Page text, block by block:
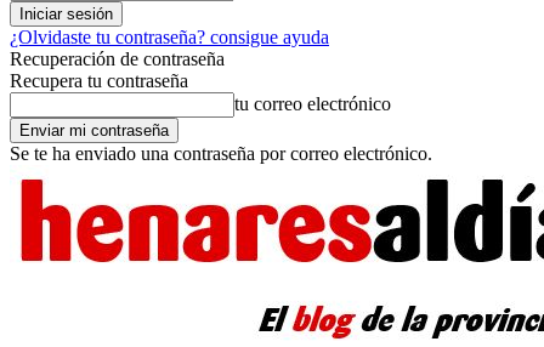
¿Olvidaste tu contraseña? consigue ayuda
Recuperación de contraseña
Recupera tu contraseña
tu correo electrónico
Se te ha enviado una contraseña por correo electrónico.